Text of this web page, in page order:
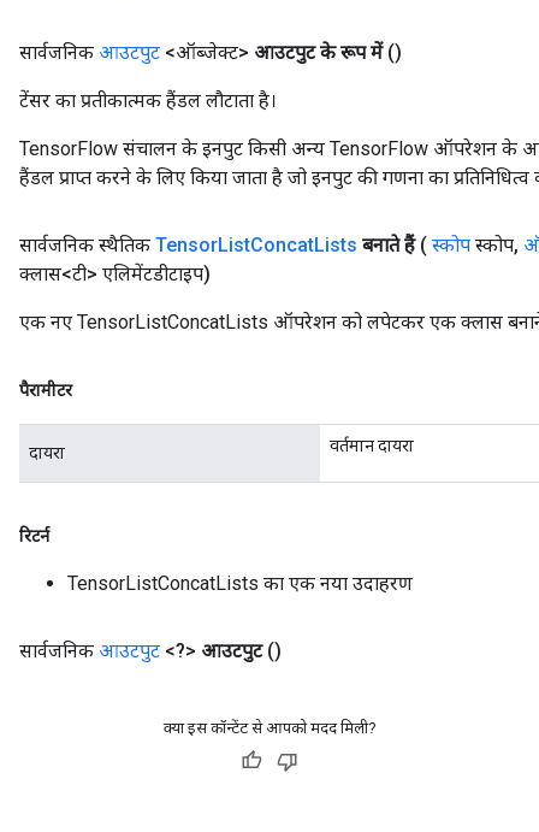
सार्वजनिक आउटपुट <ऑब्जेक्ट> आउटपुट के रूप में ()
टेंसर का प्रतीकात्मक हैंडल लौटाता है।
TensorFlow संचालन के इनपुट किसी अन्य TensorFlow ऑपरेशन के
हैंडल प्राप्त करने के लिए किया जाता है जो इनपुट की गणना का प्रतिनिधित्व
सार्वजनिक स्थैतिक TensorListConcatLists बनाते हैं ( स्कोप स्कोप,
क्लास<टी> एलिमेंटडीटाइप)
एक नए TensorListConcatLists ऑपरेशन को लपेटकर एक क्लास बनाने
पैरामीटर
दायरा वर्तमान दायरा
रिटर्न
TensorListConcatLists का एक नया उदाहरण
सार्वजनिक आउटपुट <?> आउटपुट ()
क्या इस कॉन्टेंट से आपको मदद मिली?